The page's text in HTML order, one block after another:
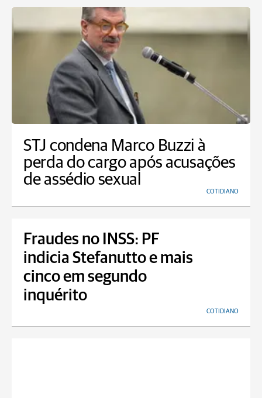
STJ condena Marco Buzzi à
perda do cargo após acusações
de assédio sexual
COTIDIANO
Fraudes no INSS: PF
indicia Stefanutto e mais
cinco em segundo
inquérito
COTIDIANO